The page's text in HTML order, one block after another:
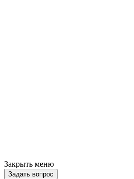
Закрыть меню
Задать вопрос